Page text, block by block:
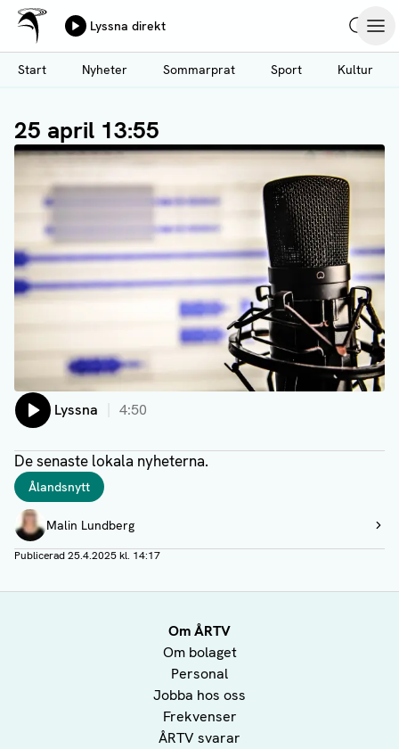
Hoppa
till
huvudinnehåll
Ålands Radio & TV
Lyssna direkt
Start
Nyheter Sommarprat Sport Kultur
25 april 13:55
Lyssna 4:50
De senaste lokala nyheterna.
Taggar
Ålandsnytt
Författare
Malin Lundberg
Visa profil
Publicerad25.4.2025 kl. 14:17
Om ÅRTV
Om bolaget
Personal
Jobba hos oss
Frekvenser
ÅRTV svarar